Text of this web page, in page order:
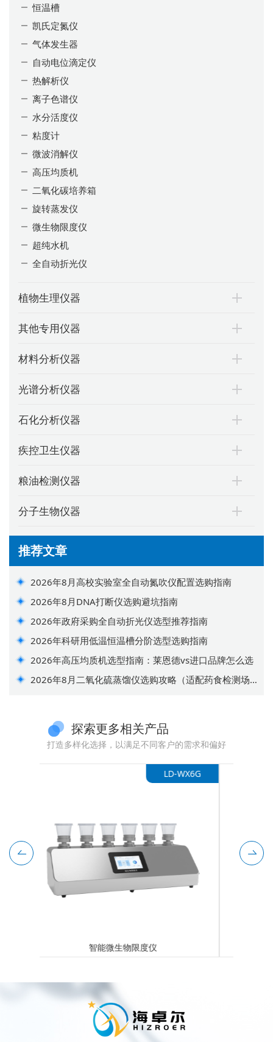
恒温槽
凯氏定氮仪
气体发生器
自动电位滴定仪
热解析仪
离子色谱仪
水分活度仪
粘度计
微波消解仪
高压均质机
二氧化碳培养箱
旋转蒸发仪
微生物限度仪
超纯水机
全自动折光仪
植物生理仪器
其他专用仪器
材料分析仪器
光谱分析仪器
石化分析仪器
疾控卫生仪器
粮油检测仪器
分子生物仪器
推荐文章
2026年8月高校实验室全自动氮吹仪配置选购指南
2026年8月DNA打断仪选购避坑指南
2026年政府采购全自动折光仪选型推荐指南
2026年科研用低温恒温槽分阶选型选购指南
2026年高压均质机选型指南：莱恩德vs进口品牌怎么选
2026年8月二氧化硫蒸馏仪选购攻略（适配药食检测场
探索更多相关产品
打造多样化选择，以满足不同客户的需求和偏好
手持式超声波细胞破碎仪
LD-SCP300